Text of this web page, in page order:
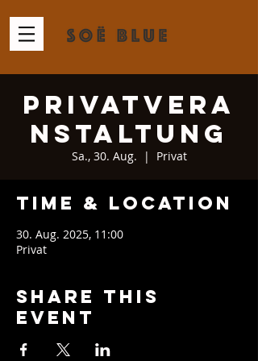
Privatvera
nstaltung
Sa., 30. Aug.
  |
Privat
Time & Location
30. Aug. 2025, 11:00
Privat
Share This
Event